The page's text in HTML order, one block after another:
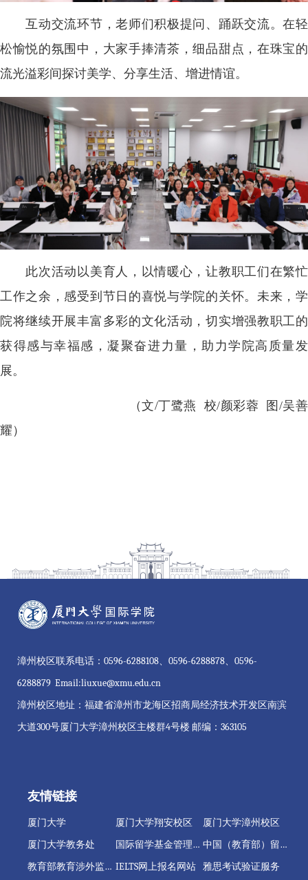
互动交流环节，老师们积极提问、踊跃交流。在轻
松愉悦的氛围中，大家手捧清茶，细品甜点，在珠宝的
流光溢彩间探讨美学、分享生活、增进情谊。
此次活动以美育人，以情暖心，让教职工们在繁忙
工作之余，感受到节日的喜悦与学院的关怀。未来，学
院将继续开展丰富多彩的文化活动，切实增强教职工的
获得感与幸福感，凝聚奋进力量，助力学院高质量发
展。
（文/丁鹭燕 校/颜彩蓉 图/吴善
耀）
漳州校区联系电话：0596-6288108、0596-6288878、0596-
6288879 Email:liuxue@xmu.edu.cn
漳州校区地址：福建省漳州市龙海区招商局经济技术开发区南滨
大道300号厦门大学漳州校区主楼群4号楼 邮编：363105
友情链接
厦门大学 厦门大学翔安校区
厦门大学漳州校区
厦门大学教务处
国际留学基金管理委员会
中国（教育部）留学服务中心
教育部教育涉外监管信息网 IELTS网上报名网站 雅思考试验证服务